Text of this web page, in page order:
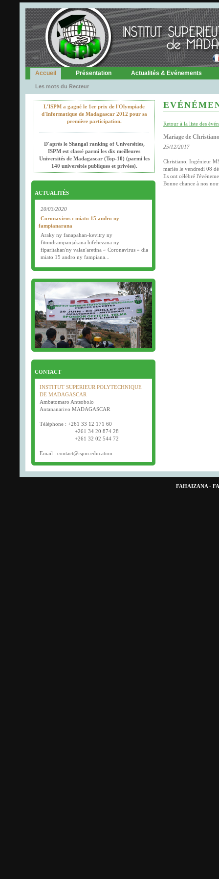
Accueil Présentation Actualités & Evénements
Les mots du Recteur
L'ISPM a gagné le 1er prix de l'Olympiade
d'Informatique de Madagascar 2012 pour sa
première participation.
D'après le Shangaï ranking of Universities,
ISPM est classé parmi les dix meilleures
Universités de Madagascar (Top-10) (parmi les
140 universités publiques et privées).
ACTUALITÉS
20/03/2020
Coronavirus : miato 15 andro ny
fampianarana
Araky ny fanapahan-kevitry ny
fitondrampanjakana hifehezana ny
fiparitahan'ny valan'aretina « Coronavirus » dia
miato 15 andro ny fampiana...
Début des examens semestriels (1ère, 2e et 3e
année) : jeudi 26 mars 2020.
Bonne fête de Pâques tout le monde !
CONTACT
INSTITUT SUPERIEUR POLYTECHNIQUE
DE MADAGASCAR
Ambatomaro Antsobolo
Antananarivo MADAGASCAR
Téléphone : +261 33 12 171 60
+261 34 20 874 28
+261 32 02 544 72
Email : contact@ispm.education
Retour à la liste des
Mariage de
25/12/2017
Christiano, Ingénieur
mariés le vendredi 08
Ils ont célébré
Bonne chance à nos
FAHAIZANA -